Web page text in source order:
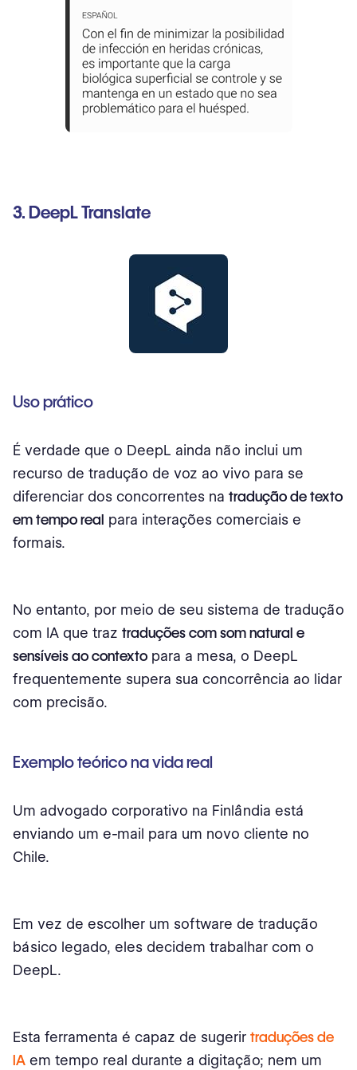
3. DeepL Translate
Uso prático
É verdade que o DeepL ainda não inclui um
recurso de tradução de voz ao vivo para se
diferenciar dos concorrentes na tradução de texto
em tempo real para interações comerciais e
formais.
No entanto, por meio de seu sistema de tradução
com IA que traz traduções com som natural e
sensíveis ao contexto para a mesa, o DeepL
frequentemente supera sua concorrência ao lidar
com precisão.
Exemplo teórico na vida real
Um advogado corporativo na Finlândia está
enviando um e-mail para um novo cliente no
Chile.
Em vez de escolher um software de tradução
básico legado, eles decidem trabalhar com o
DeepL.
Esta ferramenta é capaz de sugerir traduções de
IA em tempo real durante a digitação; nem um